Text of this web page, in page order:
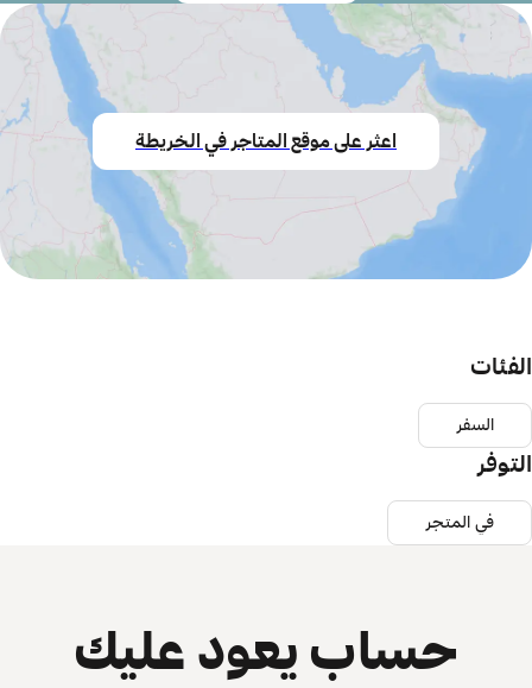
اعثر على موقع المتاجر في الخريطة
الفئات
السفر
التوفر
في المتجر
حساب يعود عليك